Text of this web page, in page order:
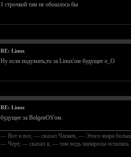
1 строчкой там не обошлось бы
RE: Linux
Ну если подумать,то за Linux'ом будущее о_О
RE: Linux
будущее за BolgenOS'ом.
— Вот и все, — сказал Чапаев, — Этого мира
— Черт, — сказал я, — там ведь папиросы